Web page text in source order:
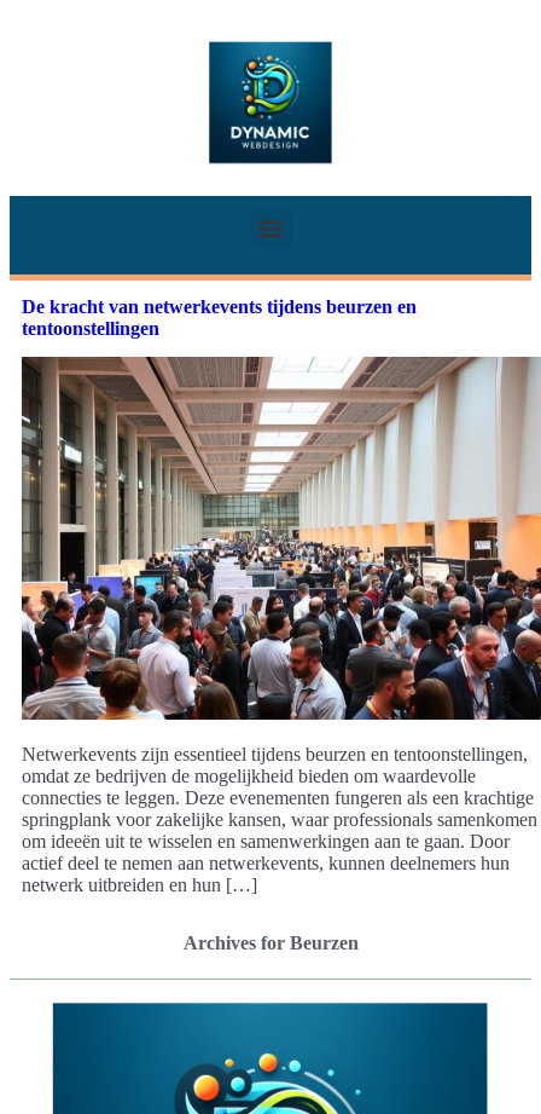
De kracht van netwerkevents tijdens beurzen en
tentoonstellingen
Netwerkevents zijn essentieel tijdens beurzen en tentoonstellingen,
omdat ze bedrijven de mogelijkheid bieden om waardevolle
connecties te leggen. Deze evenementen fungeren als een krachtige
springplank voor zakelijke kansen, waar professionals samenkomen
om ideeën uit te wisselen en samenwerkingen aan te gaan. Door
actief deel te nemen aan netwerkevents, kunnen deelnemers hun
netwerk uitbreiden en hun […]
Archives for Beurzen